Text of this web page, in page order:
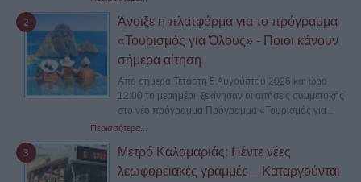
Άνοιξε η πλατφόρμα για το πρόγραμμα
«Τουρισμός για Όλους» - Ποιοι κάνουν
σήμερα αίτηση
Από σήμερα Τετάρτη 5 Αυγούστου 2026 και ώρα
12:00 το μεσημέρι, ξεκίνησαν οι αιτήσεις συμμετοχής
στο νέο πρόγραμμα Πρόγραμμα «Τουρισμός για...
Περισσότερα...
Μετρό Καλαμαριάς: Πέντε νέες
λεωφορειακές γραμμές – Καταργούνται